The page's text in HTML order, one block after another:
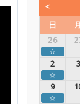
日 月
26
☆
2 3
☆
9
☆